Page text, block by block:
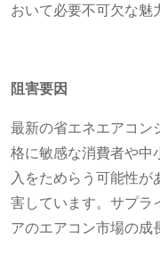
おいて必要不可欠な魅
阻害要因
最新の省エネエアコン
格に敏感な消費者や中
入をためらう可能性が
害しています。サプラ
アのエアコン市場の成